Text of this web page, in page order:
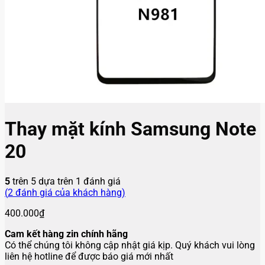
Thay mặt kính Samsung Note
20
5 trên 5 dựa trên 1 đánh giá
(2 đánh giá của khách hàng)
400.000₫
Cam kết hàng zin chính hãng
Có thể chúng tôi không cập nhật giá kịp. Quý khách vui lòng
liên hệ hotline để được báo giá mới nhất